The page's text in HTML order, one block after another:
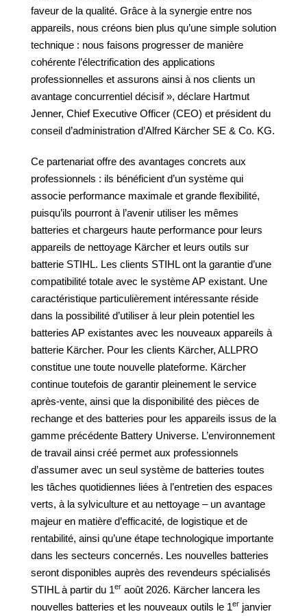
faveur de la qualité. Grâce à la synergie entre nos
appareils, nous créons bien plus qu’une simple solution
technique : nous faisons progresser de manière
cohérente l’électrification des applications
professionnelles et assurons ainsi à nos clients un
avantage concurrentiel décisif », déclare Hartmut
Jenner, Chief Executive Officer (CEO) et président du
conseil d’administration d’Alfred Kärcher SE & Co. KG.
Ce partenariat offre des avantages concrets aux
professionnels : ils bénéficient d’un système qui
associe performance maximale et grande flexibilité,
puisqu’ils pourront à l’avenir utiliser les mêmes
batteries et chargeurs haute performance pour leurs
appareils de nettoyage Kärcher et leurs outils sur
batterie STIHL. Les clients STIHL ont la garantie d’une
compatibilité totale avec le système AP existant. Une
caractéristique particulièrement intéressante réside
dans la possibilité d’utiliser à leur plein potentiel les
batteries AP existantes avec les nouveaux appareils à
batterie Kärcher. Pour les clients Kärcher, ALLPRO
constitue une toute nouvelle plateforme. Kärcher
continue toutefois de garantir pleinement le service
après-vente, ainsi que la disponibilité des pièces de
rechange et des batteries pour les appareils issus de la
gamme précédente Battery Universe. L’environnement
de travail ainsi créé permet aux professionnels
d’assumer avec un seul système de batteries toutes
les tâches quotidiennes liées à l’entretien des espaces
verts, à la sylviculture et au nettoyage – un avantage
majeur en matière d’efficacité, de logistique et de
rentabilité, ainsi qu’une étape technologique importante
dans les secteurs concernés. Les nouvelles batteries
seront disponibles auprès des revendeurs spécialisés
STIHL à partir du 1er août 2026. Kärcher lancera les
nouvelles batteries et les nouveaux outils le 1er janvier